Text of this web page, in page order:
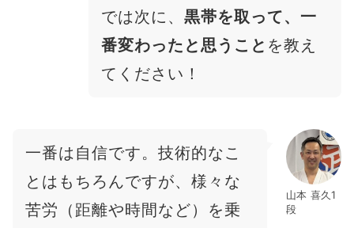
では次に、 黒帯を取って、一
番変わったと思うこと を教え
てください！
山本 喜久1
段
一番は自信です。技術的なこ
とはもちろんですが、様々な
苦労（距離や時間など）を乗